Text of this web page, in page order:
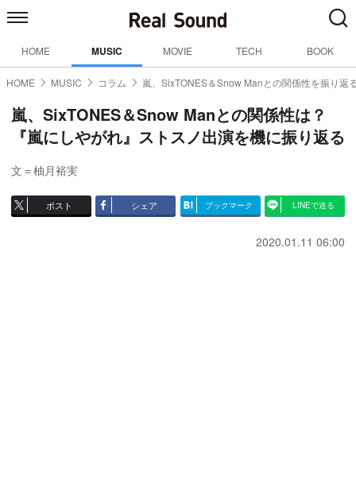
HOME MUSIC MOVIE TECH BOOK
HOME MUSIC コラム 嵐、SixTONES＆Snow Manとの関係性を振り返
嵐、SixTONES＆Snow Manとの関係性は？
『嵐にしやがれ』ストスノ出演を機に振り返る
文＝柚月裕実
ポスト シェア ブックマーク LINEで送る
2020.01.11 06:00